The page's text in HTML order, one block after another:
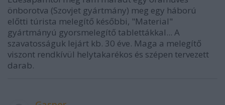
önborotva (Szovjet gyártmány) meg egy háború
előtti túrista melegítő későbbi, "Material"
gyártmányú gyorsmelegítő tablettákkal... A
szavatosságuk lejárt kb. 30 éve. Maga a melegítő
viszont rendkívül helytakarékos és szépen tervezett
darab.